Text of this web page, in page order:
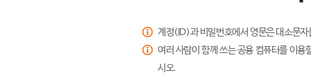
계정(ID)과 비밀번호에서 영문은 대소문
여러 사람이 함께 쓰는 공용 컴퓨터를 이
시오.